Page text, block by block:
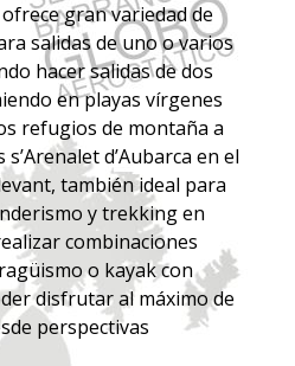
gran variedad de
salidas de uno o varios
hacer salidas de dos
en playas vírgenes
refugios de montaña a
d’Aubarca en el
también ideal para
y trekking en
combinaciones
o kayak con
disfrutar al máximo de
perspectivas